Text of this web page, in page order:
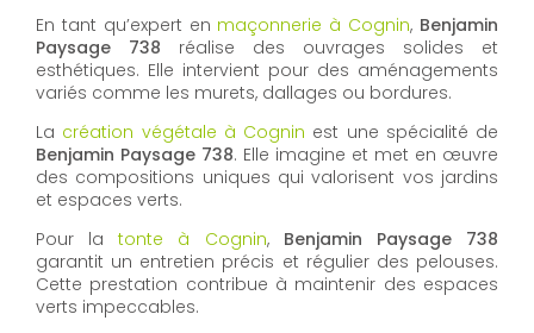
En tant qu’expert en maçonnerie à Cognin, Benjamin
Paysage 738 réalise des ouvrages solides et
esthétiques. Elle intervient pour des aménagements
variés comme les murets, dallages ou bordures.
La création végétale à Cognin est une spécialité de
Benjamin Paysage 738. Elle imagine et met en œuvre
des compositions uniques qui valorisent vos jardins
et espaces verts.
Pour latonte à Cognin, Benjamin Paysage 738
garantit un entretien précis et régulier des pelouses.
Cette prestation contribue à maintenir des espaces
verts impeccables.